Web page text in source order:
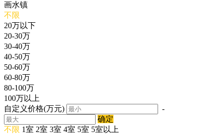
画水镇
不限
20万以下
20-30万
30-40万
40-50万
50-60万
60-80万
80-100万
100万以上
自定义价格(万元)
-
确定
不限 1室 2室 3室 4室 5室 5室以上